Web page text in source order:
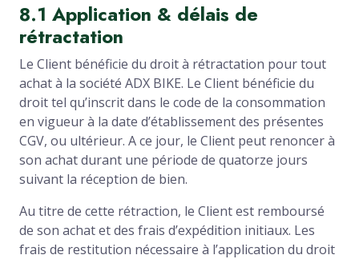
8.1 Application & délais de
rétractation
Le Client bénéficie du droit à rétractation pour tout
achat à la société ADX BIKE. Le Client bénéficie du
droit tel qu’inscrit dans le code de la consommation
en vigueur à la date d’établissement des présentes
CGV, ou ultérieur. A ce jour, le Client peut renoncer à
son achat durant une période de quatorze jours
suivant la réception de bien.
Au titre de cette rétraction, le Client est remboursé
de son achat et des frais d’expédition initiaux. Les
frais de restitution nécessaire à l’application du droit